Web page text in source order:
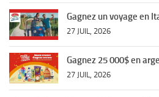
Gagnez un voyage en
27 JUIL, 2026
Gagnez 25 000$ en
27 JUIL, 2026